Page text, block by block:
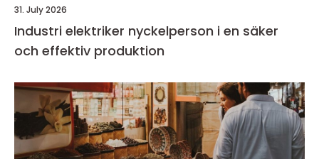
31. July 2026
Industri elektriker nyckelperson i en säker
och effektiv produktion